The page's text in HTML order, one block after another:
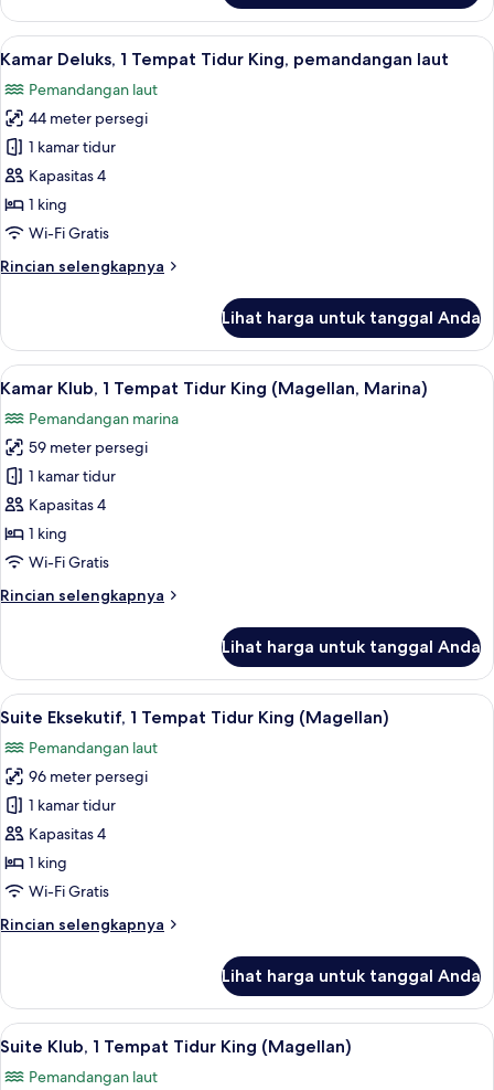
Kamar
Deluks,
1
Tidur
King,
pemandangan
kebun
Lihat
semua
foto
untuk
Kamar
Deluks,
1
Tempat
King,
Minibar, brankas, meja kerja, dan
7
Kamar Deluks, 1 Tempat Tidur King, pemandangan laut
Pemandangan laut
44 meter persegi
1 kamar tidur
Kapasitas 4
1 king
Wi-Fi Gratis
Rincian selengkapnya
Rincian
Kamar
Deluks,
1
Tidur
King,
pemandangan
laut
Lihat harga untuk tanggal Anda
Lihat
semua
foto
untuk
Kamar
Klub,
1
Tempat
King
Minibar, brankas, meja kerja, dan
7
Kamar Klub, 1 Tempat Tidur King (Magellan, Marina)
Pemandangan marina
59 meter persegi
1 kamar tidur
Kapasitas 4
1 king
Wi-Fi Gratis
Rincian selengkapnya
Rincian
Kamar
Klub,
1
Tidur
King
(Magellan,
Marina)
Lihat harga untuk tanggal Anda
Lihat
semua
foto
untuk
Suite
Eksekutif,
1
Tempat
King
Suite Eksekutif, 1 Tempat Tidur
7
Suite Eksekutif, 1 Tempat Tidur King (Magellan)
Pemandangan laut
96 meter persegi
1 kamar tidur
Kapasitas 4
1 king
Wi-Fi Gratis
Rincian selengkapnya
Rincian
Suite
Eksekutif,
1
Tidur
Lihat harga untuk tanggal Anda
Lihat
semua
Suite Klub, 1 Tempat Tidur King
8
Suite Klub, 1 Tempat Tidur King (Magellan)
Pemandangan laut